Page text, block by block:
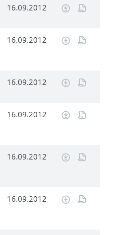
16.09.2012
16.09.2012
16.09.2012
16.09.2012
16.09.2012
16.09.2012